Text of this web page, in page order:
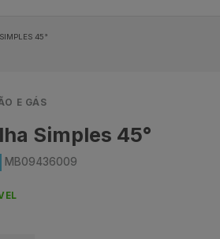
45°
E GÁS
Simples 45°
MB09436009